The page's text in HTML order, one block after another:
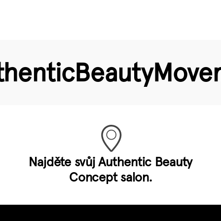
Najděte svůj Authentic Beauty
Concept salon.